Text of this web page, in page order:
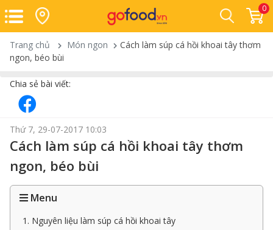
0
Trang chủ Món ngon
Cách làm súp cá hồi khoai tây thơm
ngon, béo bùi
Chia sẻ bài viết:
Thứ 7, 29-07-2017 10:03
Cách làm súp cá hồi khoai tây thơm
ngon, béo bùi
Menu
1. Nguyên liệu làm súp cá hồi khoai tây